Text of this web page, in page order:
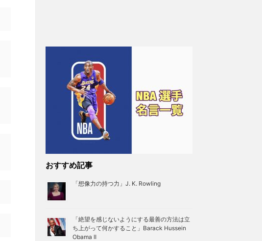
おすすめ記事
「想像力の持つ力」J. K. Rowling
「絶望を感じないようにする最善の方法は立
ち上がって何かすること」Barack Hussein
Obama II